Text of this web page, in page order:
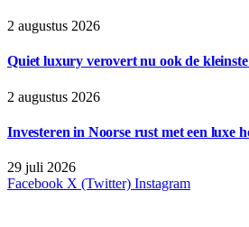
2 augustus 2026
Quiet luxury verovert nu ook de
2 augustus 2026
Investeren in Noorse rust met een luxe
29 juli 2026
Facebook X (Twitter) Instagram